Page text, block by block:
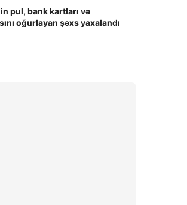
pul, bank kartları və
oğurlayan şəxs yaxalandı